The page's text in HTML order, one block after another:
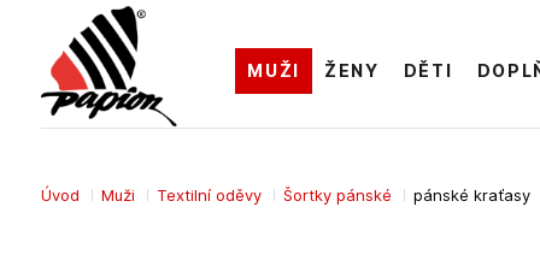
Úvod Muži Textilní oděvy Šortky pánské pánské kraťasy
MUŽI ŽENY DĚTI